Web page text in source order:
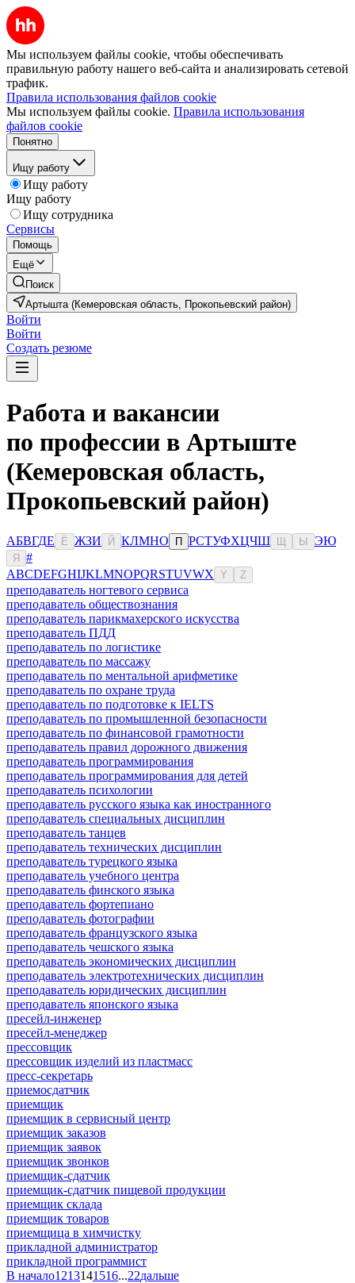
Мы используем файлы cookie, чтобы обеспечивать
правильную работу нашего веб-сайта и анализировать сетевой
трафик.
Правила использования файлов cookie
Мы используем файлы cookie. Правила использования
файлов cookie
Понятно
Ищу работу
Ищу работу
Ищу работу
Ищу сотрудника
Сервисы
Помощь
Ещё
Поиск
Артышта (Кемеровская область, Прокопьевский район)
Войти
Войти
Создать резюме
Работа и вакансии
по профессии в Артыште
(Кемеровская область,
Прокопьевский район)
АБВГДЕ Ё ЖЗИ Й КЛМНО П РСТУФХЦЧШ Ы ЭЮ
Я
#
ABCDEFGHIJKLMNOPQRSTUVWX Y Z
преподаватель ногтевого сервиса
преподаватель обществознания
преподаватель парикмахерского искусства
преподаватель ПДД
преподаватель по логистике
преподаватель по массажу
преподаватель по ментальной арифметике
преподаватель по охране труда
преподаватель по подготовке к IELTS
преподаватель по промышленной безопасности
преподаватель по финансовой грамотности
преподаватель правил дорожного движения
преподаватель программирования
преподаватель программирования для детей
преподаватель психологии
преподаватель русского языка как иностранного
преподаватель специальных дисциплин
преподаватель танцев
преподаватель технических дисциплин
преподаватель турецкого языка
преподаватель учебного центра
преподаватель финского языка
преподаватель фортепиано
преподаватель фотографии
преподаватель французского языка
преподаватель чешского языка
преподаватель экономических дисциплин
преподаватель электротехнических дисциплин
преподаватель юридических дисциплин
преподаватель японского языка
пресейл-инженер
пресейл-менеджер
прессовщик
прессовщик изделий из пластмасс
пресс-секретарь
приемосдатчик
приемщик
приемщик в сервисный центр
приемщик заказов
приемщик заявок
приемщик звонков
приемщик-сдатчик
приемщик-сдатчик пищевой продукции
приемщик склада
приемщик товаров
приемщица в химчистку
прикладной администратор
прикладной программист
В начало1213141516...22дальше